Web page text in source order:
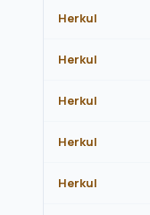
Herkul
Herkul
Herkul
Herkul
Herkul